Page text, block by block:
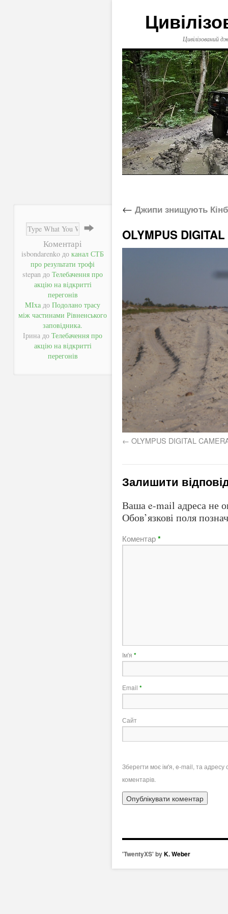
Коментарі
isbondarenko до канал СТБ
про результати трофі
stepan до Телебачення про
акцію на відкритті
перегонів
MIxa до Подолано трасу
між частинами Рівненського
заповідника.
Ірина до Телебачення про
акцію на відкритті
перегонів
Цивілізований
← Джипи знищують
OLYMPUS
OLYMPUS DIGITAL
Залишити
Ваша e-mail адреса не
Обов’язкові поля
Коментар*
Ім'я *
Email *
Сайт
Зберегти моє ім'я, e-mail, та
коментарів.
'TwentyXS' byK. Weber